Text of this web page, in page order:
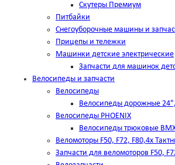
Скутеры Премиум
Питбайки
Снегоуборочные машины и
Прицепы и тележки
Машинки детские электрические
Запчасти для машинок
Велосипеды и запчасти
Велосипеды
Велосипеды дорожные
Велосипеды PHOENIX
Велосипеды трюковые
Веломоторы F50, F72, F80,4х
Запчасти для веломоторов F50,